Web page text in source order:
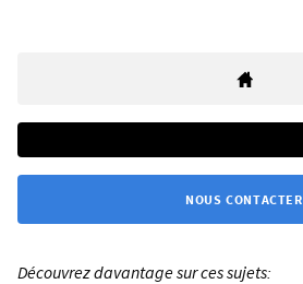
NOUS CONTACTER
Découvrez davantage sur ces sujets: